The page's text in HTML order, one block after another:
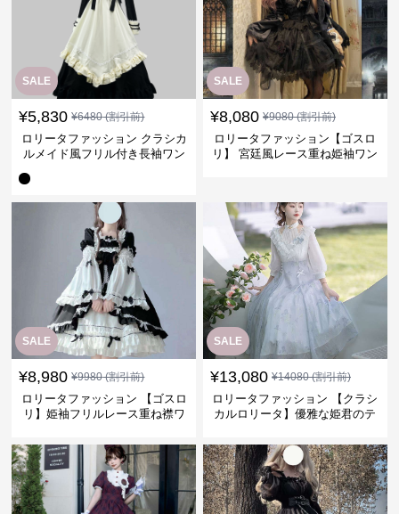
SALE
¥5,830 ¥6480(割引前)
ロリータファッション クラシカ
ルメイド風フリル付き長袖ワン
SALE
¥8,080 ¥9080(割引前)
ロリータファッション【ゴスロ
リ】 宮廷風レース重ね姫袖ワン
SALE
¥8,980 ¥9980(割引前)
ロリータファッション 【ゴスロ
リ】姫袖フリルレース重ね襟ワ
SALE
¥13,080 ¥14080(割引前)
ロリータファッション 【クラシ
カルロリータ】優雅な姫君のテ